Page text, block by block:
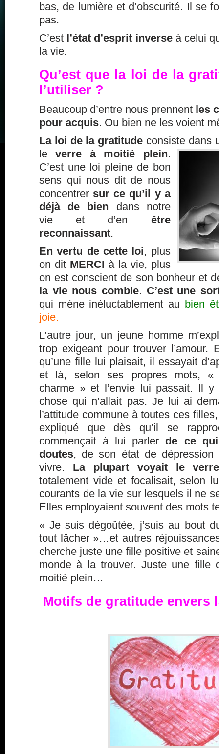
bas, de lumière et d’obscurité. Il se
pas.
C’est l’état d’esprit inverseà celui
la vie.
Qu’est que la loi de la
l’utiliser ?
Beaucoup d’entre nous prennent les
pour acquis. Ou bien ne les voient
La loi de la gratitude consiste dans
leverre à moitié plein.
C’est une loi pleine de bon
sens qui nous dit de nous
concentrer sur ce qu’il y a
déjà de bien dans notre
vie et d’en être
reconnaissant.
En vertu de cette loi, plus
on ditMERCI à la vie, plus
on est conscient de son bonheur et
la vie nous comble. C’est une
qui mène inéluctablement au bien
joie.
L’autre jour, un jeune homme
trop exigeant pour trouver l’amour.
qu’une fille lui plaisait, il essayait
et là, selon ses propres mots,
charme » et l’envie lui passait. Il y
chose qui n’allait pas. Je lui ai
l’attitude commune à toutes ces
expliqué que dès qu’il se
commençait à lui parler de ce
doutes, de son état de
vivre. La plupart voyait le
totalement vide et focalisait, selon
courants de la vie sur lesquels il ne
Elles employaient souvent des mots
« Je suis dégoûtée, j’suis au bout
tout lâcher »…et autres
cherche juste une fille positive et
monde à la trouver. Juste une fille
moitié plein…
Motifs de gratitude envers